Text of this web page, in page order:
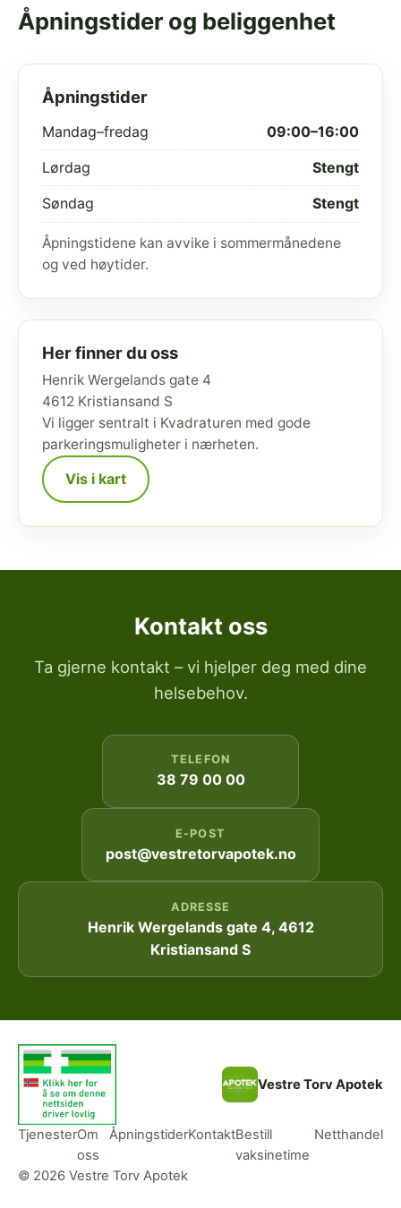
Åpningstider og beliggenhet
Åpningstider
Mandag–fredag 09:00–16:00
Lørdag Stengt
Søndag Stengt
Åpningstidene kan avvike i sommermånedene
og ved høytider.
Her finner du oss
Henrik Wergelands gate 4
4612 Kristiansand S
Vi ligger sentralt i Kvadraturen med gode
parkeringsmuligheter i nærheten.
Vis i kart
Kontakt oss
Ta gjerne kontakt – vi hjelper deg med dine
helsebehov.
TELEFON
38 79 00 00
E-POST
post@vestretorvapotek.no
ADRESSE
Henrik Wergelands gate 4, 4612
Kristiansand S
Vestre Torv Apotek
TjenesterOm
oss
ÅpningstiderKontaktBestill
vaksinetime
Netthandel
© 2026 Vestre Torv Apotek